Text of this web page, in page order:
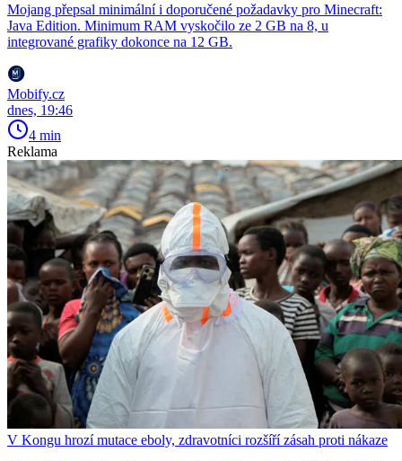
Mojang přepsal minimální i doporučené požadavky pro Minecraft:
Java Edition. Minimum RAM vyskočilo ze 2 GB na 8, u
integrované grafiky dokonce na 12 GB.
Mobify.cz
dnes, 19:46
4 min
Reklama
V Kongu hrozí mutace eboly, zdravotníci rozšíří zásah proti nákaze